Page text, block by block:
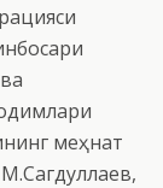
меҳнат